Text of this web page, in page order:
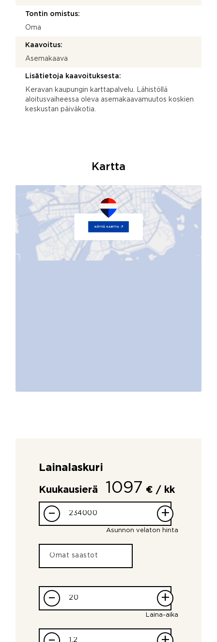
Tontin omistus:
Oma
Kaavoitus:
Asemakaava
Lisätietoja kaavoituksesta:
Keravan kaupungin karttapalvelu. Lähistöllä
aloitusvaiheessa oleva asemakaavamuutos koskien
keskustan päiväkotia.
Kartta
Lainalaskuri
Kuukausierä 1097 € / kk
– +
Asunnon velaton hinta
– +
Laina-aika